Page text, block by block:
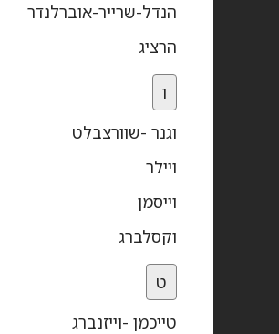
הנדל-שרייר-אוברלנדר
הרציג
ו
וגנר -שוורצבלט
ויילר
וייסמן
וקסלברג
ט
טייכמן -וייזנברג